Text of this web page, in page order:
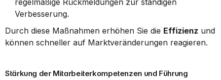
regelmäßige Rückmeldungen zur ständigen
Verbesserung.
Durch diese Maßnahmen erhöhen Sie die Effizienz und
können schneller auf Marktveränderungen reagieren.
Stärkung der Mitarbeiterkompetenzen und Führung